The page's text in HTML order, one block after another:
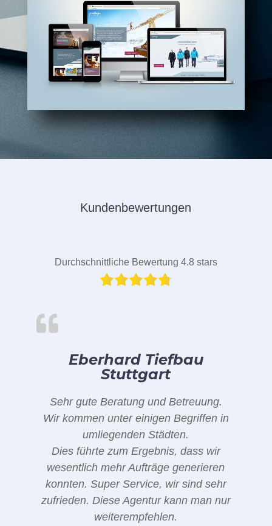
Kundenbewertungen
Durchschnittliche Bewertung 4.8 stars
Eberhard Tiefbau
Stuttgart
Sehr gute Beratung und Betreuung.
Wir kommen unter einigen Begriffen in
umliegenden Städten.
Dies führte zum Ergebnis, dass wir
wesentlich mehr Aufträge generieren
konnten. Super Service, wir sind sehr
zufrieden. Diese Agentur kann man nur
weiterempfehlen.